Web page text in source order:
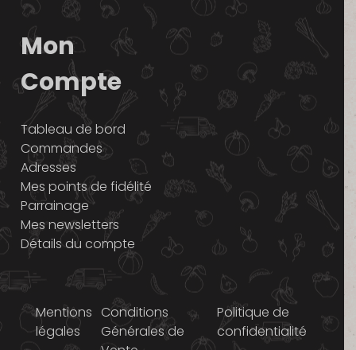
Mon
Compte
Tableau de bord
Commandes
Adresses
Mes points de fidélité
Parrainage
Mes newsletters
Détails du compte
Mentions
légales
Conditions
Générales de
Politique de
confidentialité